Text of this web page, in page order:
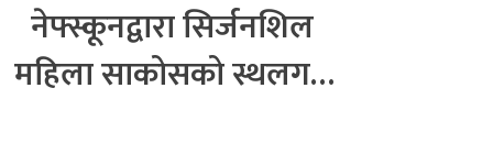
नेफ्स्कूनद्वारा सिर्जनशिल
महिला साकोसको स्थलगत